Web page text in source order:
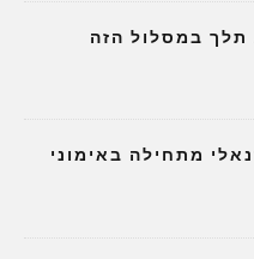
תלך במסלול הזה
מתחילה באימוני